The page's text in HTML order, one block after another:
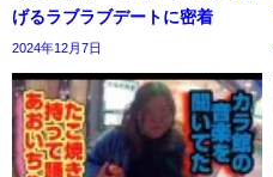
げるラブラブデートに密着
2024年12月7日